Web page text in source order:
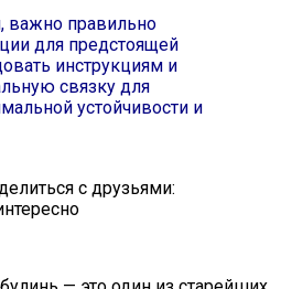
важно правильно
для предстоящей
инструкциям и
связку для
устойчивости и
с друзьями: